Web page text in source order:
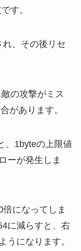
す。
、その後リセ
の攻撃がミス
があります。
、1byteの上限値
ーが発生しま
になってしま
に減らすと、右
うになります。